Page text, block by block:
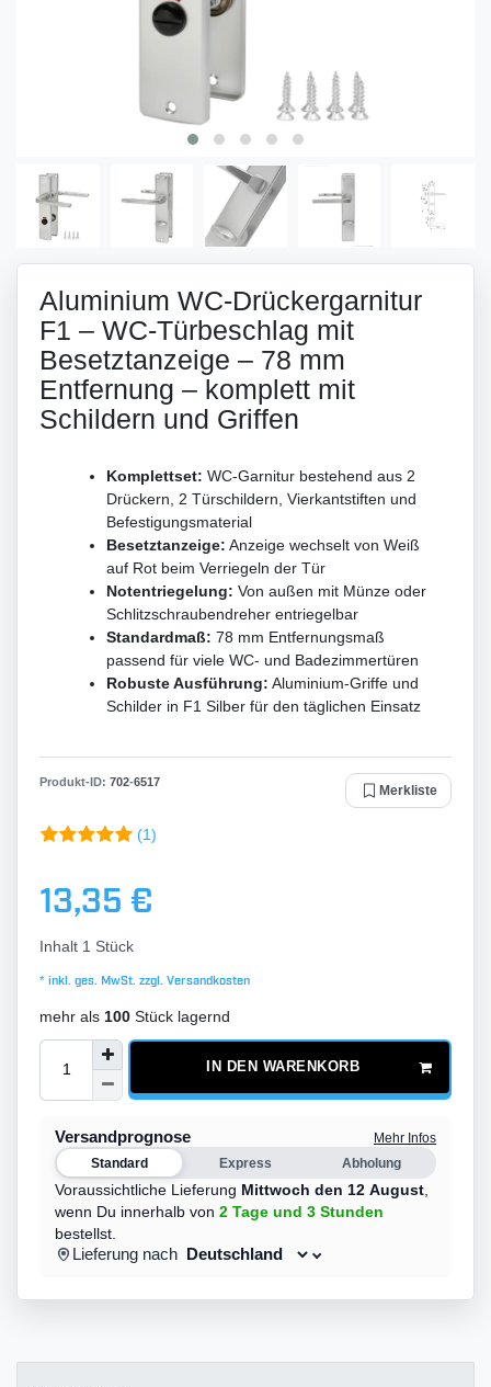
Aluminium WC-Drückergarnitur
F1 – WC-Türbeschlag mit
Besetztanzeige – 78 mm
Entfernung – komplett mit
Schildern und Griffen
Komplettset: WC-Garnitur bestehend aus 2
Drückern, 2 Türschildern, Vierkantstiften und
Befestigungsmaterial
Besetztanzeige: Anzeige wechselt von Weiß
auf Rot beim Verriegeln der Tür
Notentriegelung: Von außen mit Münze oder
Schlitzschraubendreher entriegelbar
Standardmaß: 78 mm Entfernungsmaß
passend für viele WC- und Badezimmertüren
Robuste Ausführung: Aluminium-Griffe und
Schilder in F1 Silber für den täglichen Einsatz
Produkt-ID: 702-6517
Merkliste
(1)
13,35 €
Inhalt 1 Stück
* inkl. ges. MwSt. zzgl. Versandkosten
mehr als 100 Stück lagernd
IN DEN WARENKORB
Versandprognose
Mehr Infos
Standard
Express Abholung
Voraussichtliche Lieferung Mittwoch den 12 August
wenn Du innerhalb von 2 Tage und 3 Stunden
bestellst.
Lieferung nach